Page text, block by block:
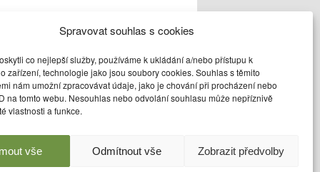
Spravovat souhlas s cookies
co nejlepší služby, používáme k ukládání a/nebo přístupu k
zařízení, technologie jako jsou soubory cookies. Souhlas s těmito
nám umožní zpracovávat údaje, jako je chování při procházení nebo
na tomto webu. Nesouhlas nebo odvolání souhlasu může nepříznivě
vlastnosti a funkce.
vše Odmítnout vše Zobrazit předvolby
uložit